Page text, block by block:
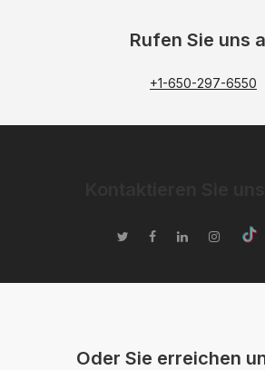
Rufen Sie uns
+1-650-297-6550
Oder Sie erreichen